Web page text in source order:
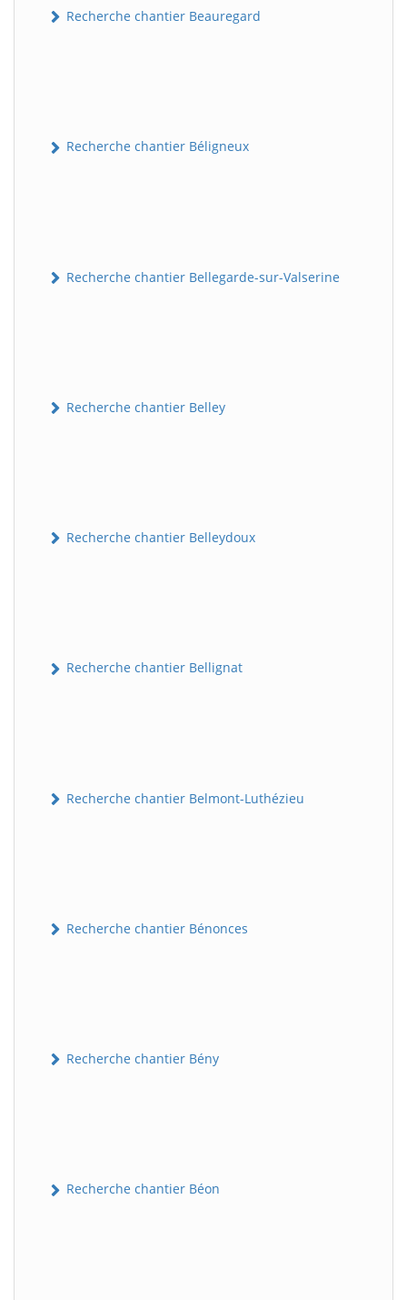
Recherche chantier Beauregard
Recherche chantier Béligneux
Recherche chantier Bellegarde-sur-Valserine
Recherche chantier Belley
Recherche chantier Belleydoux
Recherche chantier Bellignat
Recherche chantier Belmont-Luthézieu
Recherche chantier Bénonces
Recherche chantier Bény
Recherche chantier Béon